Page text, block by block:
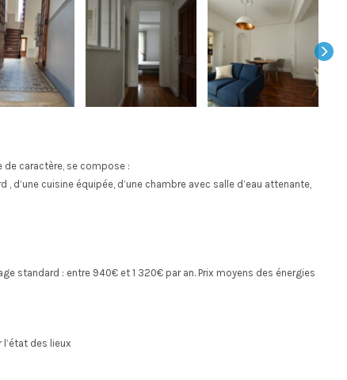
de caractère, se compose :
, d’une cuisine équipée, d’une chambre avec salle d’eau attenante,
standard : entre 940€ et 1 320€ par an. Prix moyens des énergies
des lieux